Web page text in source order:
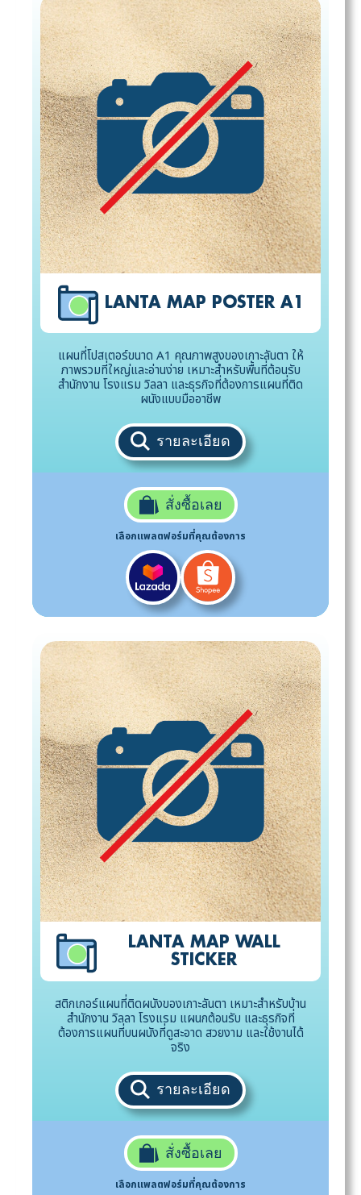
LANTA MAP POSTER A1
แผนที่โปสเตอร์ขนาด A1 คุณภาพสูงของเกาะลันตา ให้
ภาพรวมที่ใหญ่และอ่านง่าย เหมาะสำหรับพื้นที่ต้อนรับ
สำนักงาน โรงแรม วิลลา และธุรกิจที่ต้องการแผนที่ติด
ผนังแบบมืออาชีพ
รายละเอียด
สั่งซื้อเลย
เลือกแพลตฟอร์มที่คุณต้องการ
LANTA MAP WALL
STICKER
สติกเกอร์แผนที่ติดผนังของเกาะลันตา เหมาะสำหรับบ้าน
สำนักงาน วิลลา โรงแรม แผนกต้อนรับ และธุรกิจที่
ต้องการแผนที่บนผนังที่ดูสะอาด สวยงาม และใช้งานได้
จริง
รายละเอียด
สั่งซื้อเลย
เลือกแพลตฟอร์มที่คุณต้องการ